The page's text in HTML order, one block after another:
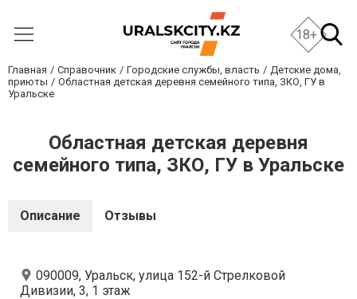
18+
Главная Справочник Городские службы, власть
Детские дома,
приюты
Областная детская деревня семейного типа, ЗКО, ГУ в
Уральске
Областная детская деревня
семейного типа, ЗКО, ГУ в Уральске
Описание Отзывы
090009, Уральск, улица ​152-й Стрелковой
Дивизии, 3, 1 этаж